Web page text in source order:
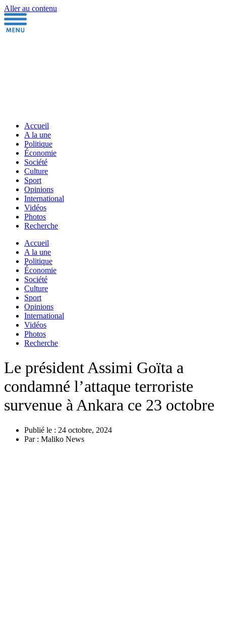
Aller au contenu
Accueil
A la une
Politique
Économie
Société
Culture
Sport
Opinions
International
Vidéos
Photos
Recherche
Accueil
A la une
Politique
Économie
Société
Culture
Sport
Opinions
International
Vidéos
Photos
Recherche
Le président Assimi Goïta a
condamné l’attaque terroriste
survenue à Ankara ce 23 octobre
Publié le : 24 octobre, 2024
Par : Maliko News